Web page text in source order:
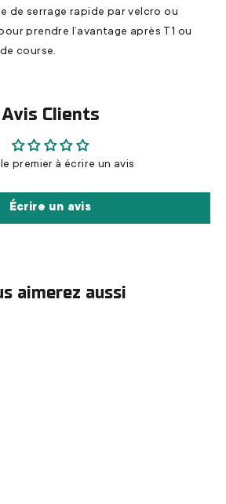
de serrage rapide par velcro ou
prendre l’avantage après T1 ou
course.
Avis Clients
premier à écrire un avis
Écrire un avis
aimerez aussi